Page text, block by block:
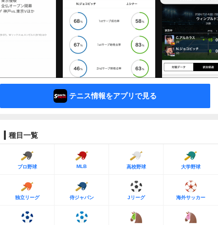
テニス情報をアプリで見る
種目一覧
プロ野球 MLB 高校野球 大学野球
独立リーグ 侍ジャパン Jリーグ 海外サッカー